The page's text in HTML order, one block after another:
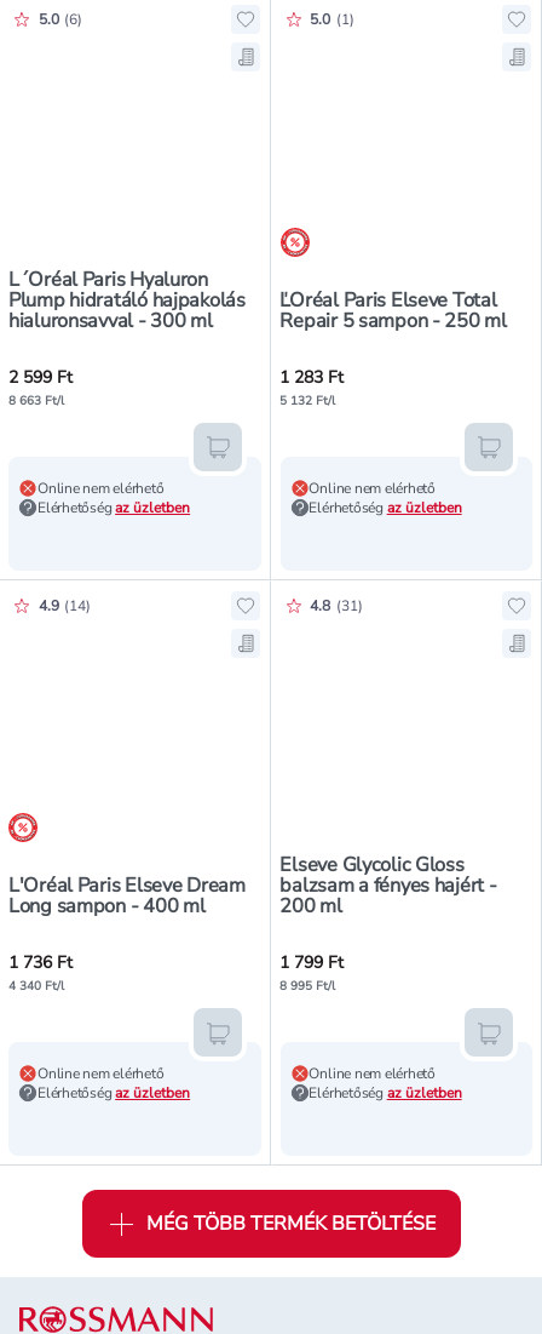
L´Oréal Paris Hyaluron
Plump hidratáló hajpakolás
hialuronsavval - 300 ml
Értékelés pontszáma:
5.0 (6)
Hozzáadás a kedvencekhez,
Mentés a bevásárló listára,
2 599 Ft
8 663 Ft/l
Online nem elérhető
Elérhetőségaz üzletben
Kosárba teszem
árréscsökkentés
ĽOréal Paris Elseve Total
Repair 5 sampon - 250 ml
Értékelés pontszáma:
5.0 (1)
1 283 Ft
5 132 Ft/l
Online nem elérhető
Elérhetőség az üzletben
árréscsökkentés
L'Oréal Paris Elseve Dream
Long sampon - 400 ml
Értékelés pontszáma:
4.9 (14)
Hozzáadás a kedvencekhez,
Mentés a bevásárló listára,
1 736 Ft
4 340 Ft/l
Online nem elérhető
Elérhetőségaz üzletben
Kosárba teszem
Elseve Glycolic Gloss
balzsam a fényes hajért -
200 ml
Értékelés pontszáma:
4.8 (31)
1 799 Ft
8 995 Ft/l
Online nem elérhető
Elérhetőség az üzletben
MÉG TÖBB TERMÉK BETÖLTÉSE
Lábléc